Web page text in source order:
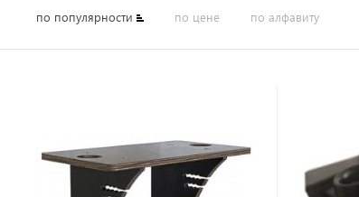
по популярности по цене по алфавиту